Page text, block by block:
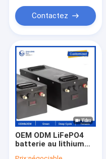
et busContactez
OEM ODM LiFePO4
batterie au lithium